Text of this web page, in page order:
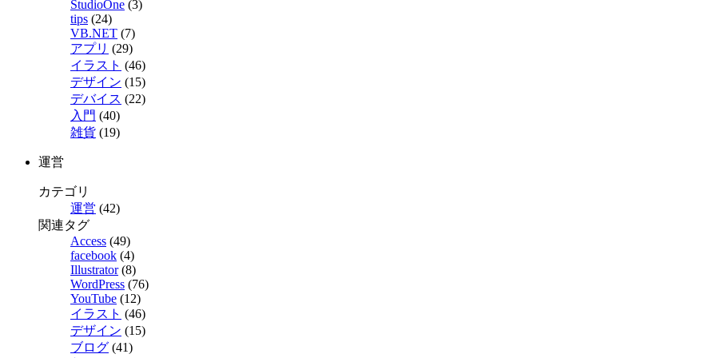
StudioOne (3)
tips (24)
VB.NET (7)
アプリ (29)
イラスト (46)
デザイン (15)
デバイス (22)
入門 (40)
雑貨 (19)
運営
カテゴリ
運営 (42)
関連タグ
Access (49)
facebook (4)
Illustrator(8)
WordPress (76)
YouTube (12)
イラスト (46)
デザイン (15)
ブログ (41)